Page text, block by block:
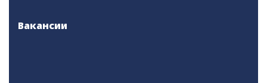
Вакансии